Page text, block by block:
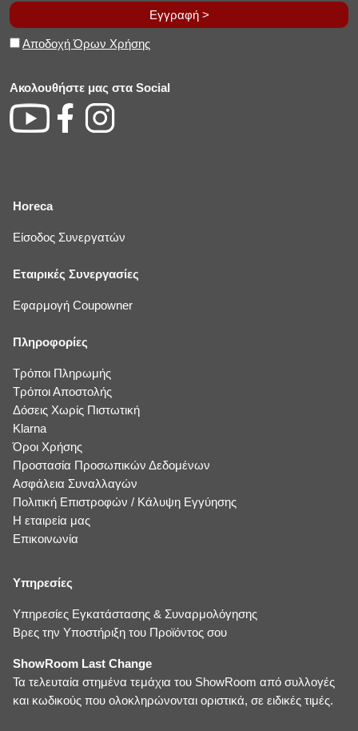
Εγγραφή >
Αποδοχή Όρων Χρήσης
Ακολουθήστε μας στα Social
Horeca
Είσοδος Συνεργατών
Εταιρικές Συνεργασίες
Εφαρμογή Coupowner
Πληροφορίες
Τρόποι Πληρωμής
Τρόποι Αποστολής
Δόσεις Χωρίς Πιστωτική
Klarna
Όροι Χρήσης
Προστασία Προσωπικών Δεδομένων
Ασφάλεια Συναλλαγών
Πολιτική Επιστροφών / Κάλυψη Εγγύησης
Η εταιρεία μας
Επικοινωνία
Υπηρεσίες
Υπηρεσίες Εγκατάστασης & Συναρμολόγησης
Βρες την Υποστήριξη του Προϊόντος σου
ShowRoom Last Change
Τα τελευταία στημένα τεμάχια του ShowRoom από συλλογές
και κωδικούς που ολοκληρώνονται οριστικά, σε ειδικές τιμές.